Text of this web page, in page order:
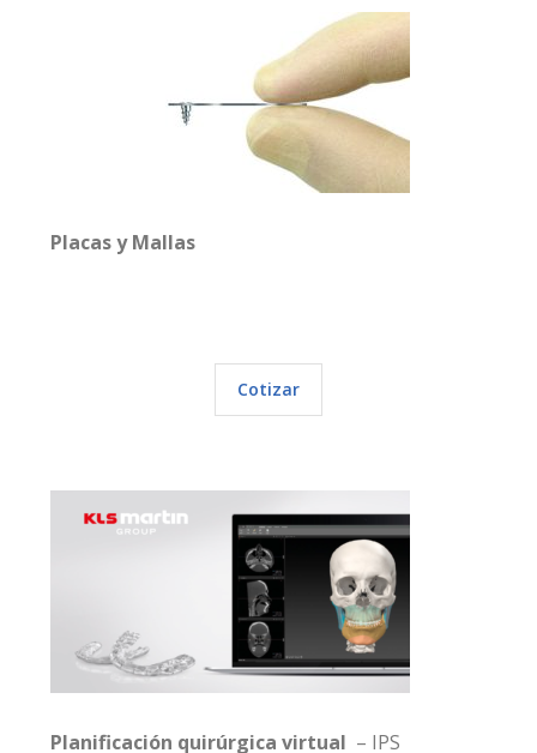
Placas y Mallas
Cotizar
Planificación quirúrgica virtual – IPS